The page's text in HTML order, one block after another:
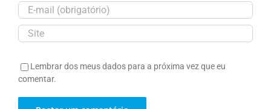
Lembrar dos meus dados para a próxima vez que eu
comentar.